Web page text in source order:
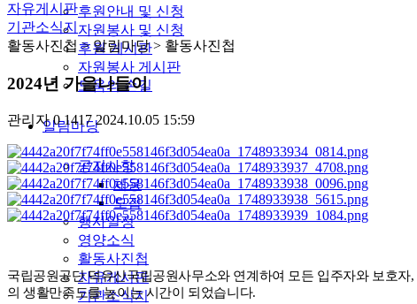
후원안내 및 신청
자원봉사 및 신청
후원 게시판
자원봉사 게시판
도움의 손길
알림마당
공지사항
채용
모집
행사일정
영양소식
활동사진첩
자유게시판
기관소식지
자유게시판
기관소식지
활동사진첩 > 알림마당 > 활동사진첩
2024년 가을나들이
관리자 014172024.10.05 15:59
국립공원공단 덕유산국립공원사무소와 연계하여 모든 입주자와 보호자,
의 생활만족도를 높이는 시간이 되었습니다.